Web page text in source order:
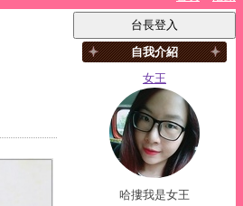
自我介紹
女王
哈摟我是女王